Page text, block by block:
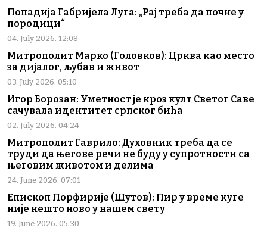
Попадија Габријела Луга: „Рај треба да почне у
породици“
04. July 2026. 12:08
Митрополит Марко (Головков): Црква као место
за дијалог, љубав и живот
03. July 2026. 05:10
Игор Борозан: Уметност је кроз култ Светог Саве
сачувала идентитет српског бића
02. July 2026. 04:24
Митрополит Гаврило: Духовник треба да се
труди да његове речи не буду у супротности са
његовим животом и делима
24. June 2026. 07:01
Епископ Порфирије (Шутов): Пир у време куге
није нешто ново у нашем свету
19. June 2026. 05:30